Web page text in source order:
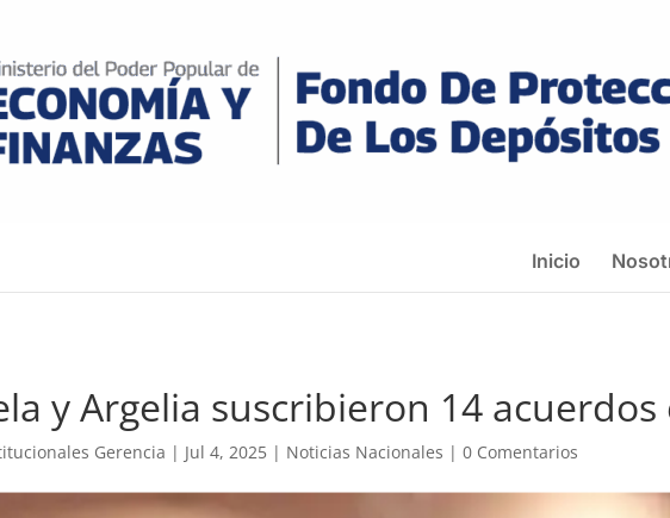
Inicio
y Argelia suscribieron 14
Gerencia | Jul 4, 2025 | Noticias Nacionales |0 Comentarios